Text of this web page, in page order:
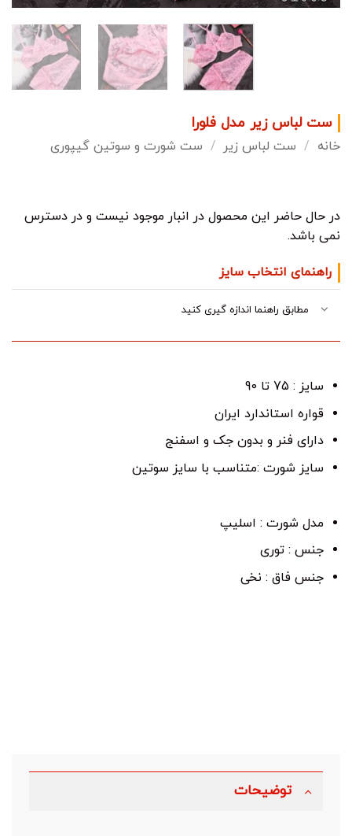
ست لباس زیر مدل فلورا
خانه / ست لباس زیر / ست شورت و سوتین گیپوری
در حال حاضر این محصول در انبار موجود نیست و در دسترس
نمی باشد.
راهنمای انتخاب سایز
مطابق راهنما اندازه گیری کنید
سایز : 75 تا 90
قواره استاندارد ایران
دارای فنر و بدون جک و اسفنج
سایز شورت :متناسب با سایز سوتین
مدل شورت : اسلیپ
جنس : توری
جنس فاق : نخی
توضیحات